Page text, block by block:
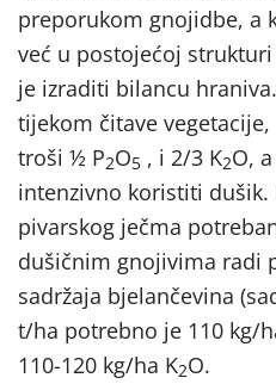
preporukom gnojidbe, a
već u postojećoj
je izraditi bilancu
tijekom čitave
troši ½ P2O5 , i 2/3 K2O,
intenzivno koristiti dušik.
pivarskog ječma
dušičnim gnojivima radi
sadržaja bjelančevina
t/ha potrebno je 110 kg/
110-120 kg/ha K2O.